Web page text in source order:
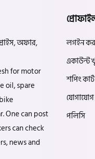
অফার,
for motor
oil, spare
One can post
can check
news and
লগইন
একাউন্ট
শপিং কার্ট
যোগাযোগ
পলিসি